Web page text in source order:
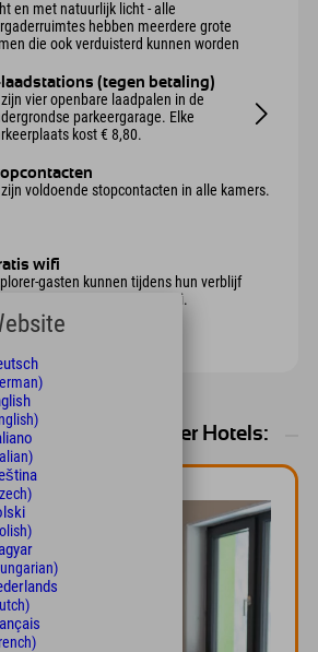
en met natuurlijk licht - alle
hebben meerdere grote
die ook verduisterd kunnen worden
laadstations (tegen betaling)
zijn vier openbare laadpalen in de
parkeergarage. Elke
kost € 8,80.
zijn voldoende stopcontacten in alle kamers.
wifi
gasten kunnen tijdens hun verblijf
op internet surfen via Wi-Fi.
in de Explorer Hotels: